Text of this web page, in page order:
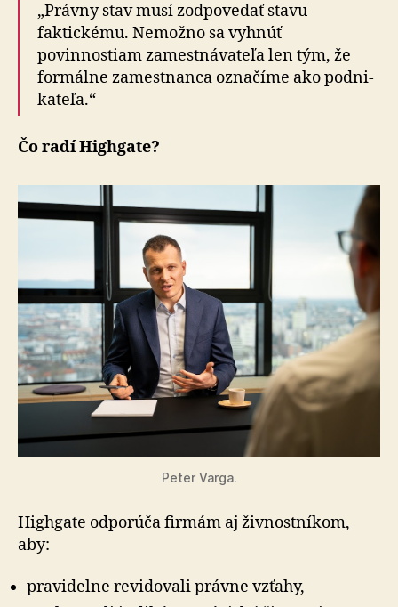
„Právny stav musí zodpovedať stavu
faktickému. Ne­mož­no sa vyhnúť
povinnostiam zamestnávateľa len tým, že
formálne zamestnanca označíme ako pod­ni­
ka­te­ľa.“
Čo radí Highgate?
Peter Varga.
Highgate odporúča firmám aj živnostníkom,
aby:
pravidelne revidovali právne vzťahy,